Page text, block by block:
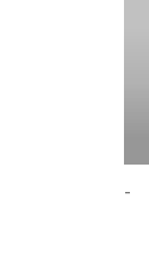
-